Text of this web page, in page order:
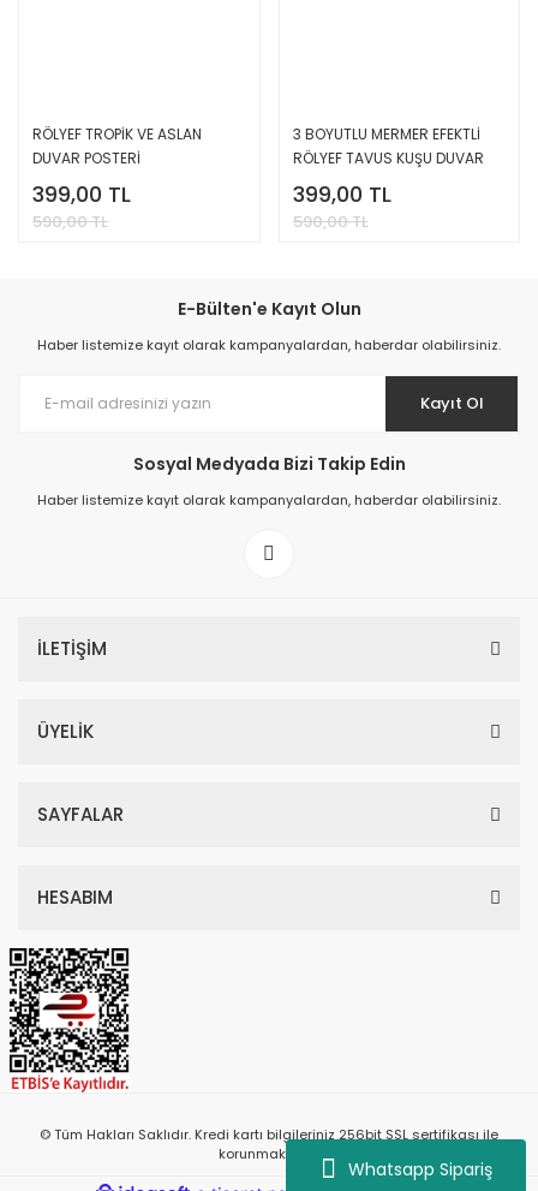
Whatsapp Sipariş
RÖLYEF TROPİK VE ASLAN
DUVAR POSTERİ
399,00 TL
590,00 TL
3 BOYUTLU MERMER EFEKTLİ
RÖLYEF TAVUS KUŞU DUVAR
POSTERİ
399,00 TL
590,00 TL
E-Bülten'e Kayıt Olun
Haber listemize kayıt olarak kampanyalardan, haberdar olabilirsiniz.
Kayıt Ol
Sosyal Medyada Bizi Takip Edin
Haber listemize kayıt olarak kampanyalardan, haberdar olabilirsiniz.
İLETİŞİM
ÜYELİK
SAYFALAR
HESABIM
© Tüm Hakları Saklıdır. Kredi kartı bilgileriniz 256bit SSL sertifikası ile
korunmaktadır.